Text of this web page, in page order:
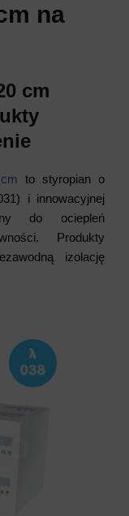
na
cm
to styropian o
i innowacyjnej
do ociepleń
Produkty
izolację